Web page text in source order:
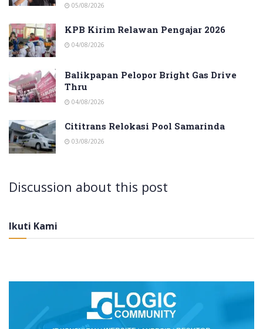
05/08/2026
KPB Kirim Relawan Pengajar 2026
04/08/2026
Balikpapan Pelopor Bright Gas Drive
Thru
04/08/2026
Cititrans Relokasi Pool Samarinda
03/08/2026
Discussion about this post
Ikuti Kami